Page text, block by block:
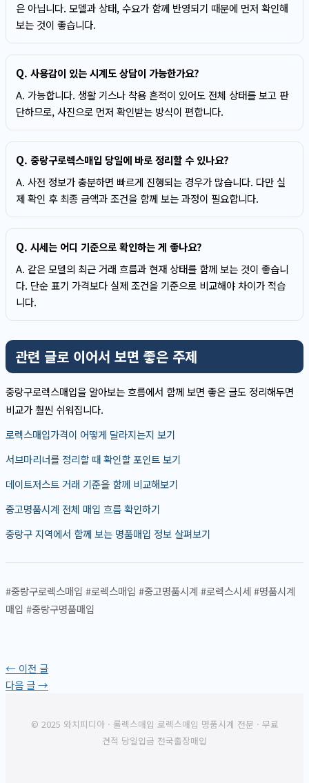
은 아닙니다. 모델과 상태, 수요가 함께 반영되기 때문에 먼저 확인해
보는 것이 좋습니다.
Q. 사용감이 있는 시계도 상담이 가능한가요?
A. 가능합니다. 생활 기스나 착용 흔적이 있어도 전체 상태를 보고 판
단하므로, 사진으로 먼저 확인받는 방식이 편합니다.
Q. 중랑구로렉스매입 당일에 바로 정리할 수 있나요?
A. 사전 정보가 충분하면 빠르게 진행되는 경우가 많습니다. 다만 실
제 확인 후 최종 금액과 조건을 함께 보는 과정이 필요합니다.
Q. 시세는 어디 기준으로 확인하는 게 좋나요?
A. 같은 모델의 최근 거래 흐름과 현재 상태를 함께 보는 것이 좋습니
다. 단순 표기 가격보다 실제 조건을 기준으로 비교해야 차이가 적습
니다.
관련 글로 이어서 보면 좋은 주제
중랑구로렉스매입을 알아보는 흐름에서 함께 보면 좋은 글도 정리해두면
비교가 훨씬 쉬워집니다.
로렉스매입가격이 어떻게 달라지는지 보기
서브마리너를 정리할 때 확인할 포인트 보기
데이트저스트 거래 기준을 함께 비교해보기
중고명품시계 전체 매입 흐름 확인하기
중랑구 지역에서 함께 보는 명품매입 정보 살펴보기
#중랑구로렉스매입 #로렉스매입 #중고명품시계 #로렉스시세 #명품시계
매입 #중랑구명품매입
← 이전 글
다음 글→
© 2025 와치피디아 · 롤렉스매입 로렉스매입 명품시계 전문 · 무료
견적 당일입금 전국출장매입